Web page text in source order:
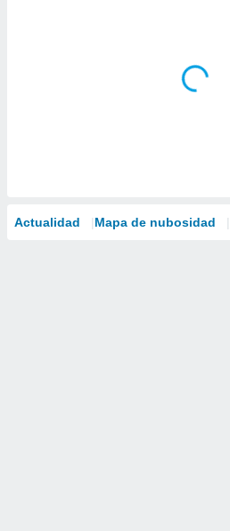
Actualidad Mapa de nubosidad